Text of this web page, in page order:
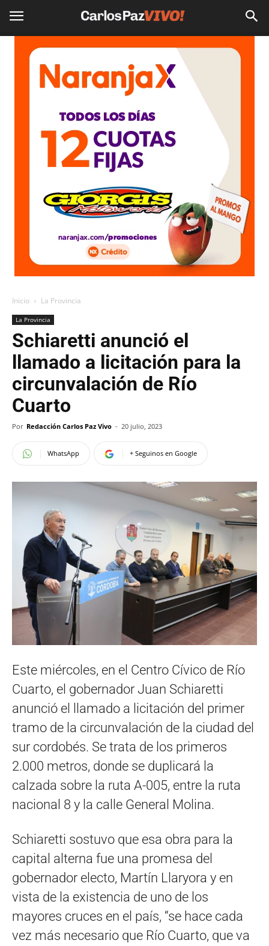
Inicio La Provincia
La Provincia
Schiaretti anunció el
llamado a licitación para la
circunvalación de Río
Cuarto
Por Redacción Carlos Paz Vivo - 20 julio, 2023
WhatsApp + Seguinos en Google
Este miércoles, en el Centro Cívico de Río
Cuarto, el gobernador Juan Schiaretti
anunció el llamado a licitación del primer
tramo de la circunvalación de la ciudad del
sur cordobés. Se trata de los primeros
2.000 metros, donde se duplicará la
calzada sobre la ruta A-005, entre la ruta
nacional 8 y la calle General Molina.
Schiaretti sostuvo que esa obra para la
capital alterna fue una promesa del
gobernador electo, Martín Llaryora y en
vista de la existencia de uno de los
mayores cruces en el país, “se hace cada
vez más necesario que Río Cuarto, que va